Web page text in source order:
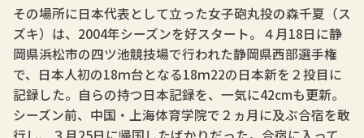
その場所に日本代表として立った女子砲丸投の森千夏（ス
ズキ）は、2004年シーズンを好スタート。４月18日に静
岡県浜松市の四ツ池競技場で行われた静岡県西部選手権
で、日本人初の18ｍ台となる18ｍ22の日本新を２投目に
記録した。自らの持つ日本記録を、一気に42cmも更新。
シーズン前、中国・上海体育学院で２ヵ月に及ぶ合宿を敢